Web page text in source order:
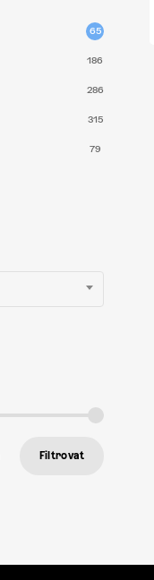
65
186
286
315
79
Filtrovat